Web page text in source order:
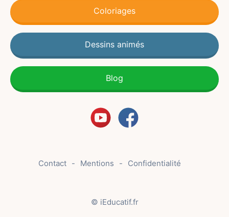
Coloriages
Dessins animés
Blog
Contact Mentions Confidentialité
© iEducatif.fr